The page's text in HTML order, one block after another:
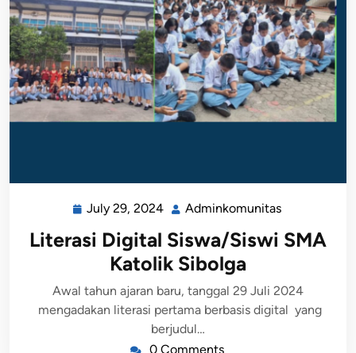
July 29, 2024 Adminkomunitas
Literasi Digital Siswa/Siswi SMA
Katolik Sibolga
Awal tahun ajaran baru, tanggal 29 Juli 2024
mengadakan literasi pertama berbasis digital yang
berjudul…
0 Comments